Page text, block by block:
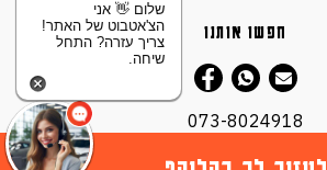
חפשו אותנו
073-8024918
שלום 👋 אני
הצ'אטבוט של האתר!
צריך עזרה? התחל
שיחה.